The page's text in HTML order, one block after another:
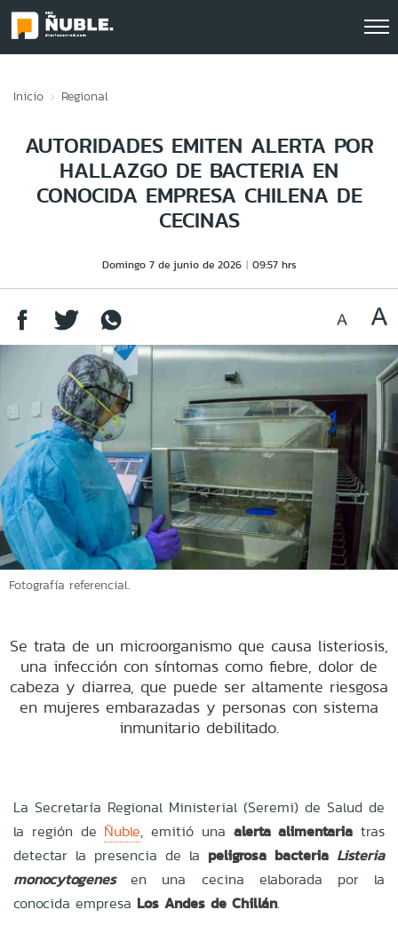
Inicio Regional
AUTORIDADES EMITEN ALERTA POR
HALLAZGO DE BACTERIA EN
CONOCIDA EMPRESA CHILENA DE
CECINAS
Domingo 7 de junio de 2026 09:57 hrs
Fotografía referencial.
Se trata de un microorganismo que causa listeriosis,
una infección con síntomas como fiebre, dolor de
cabeza y diarrea, que puede ser altamente riesgosa
en mujeres embarazadas y personas con sistema
inmunitario debilitado.
La Secretaría Regional Ministerial (Seremi) de Salud de
la región de Ñuble, emitió una alerta alimentaria tras
detectar la presencia de la peligrosa bacteria Listeria
monocytogenesen una cecina elaborada por la
conocida empresa Los Andes de Chillán.